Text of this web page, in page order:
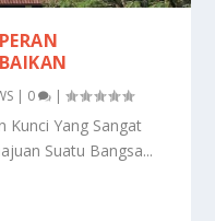
| 0 |
Kunci Yang Sangat
Suatu Bangsa...